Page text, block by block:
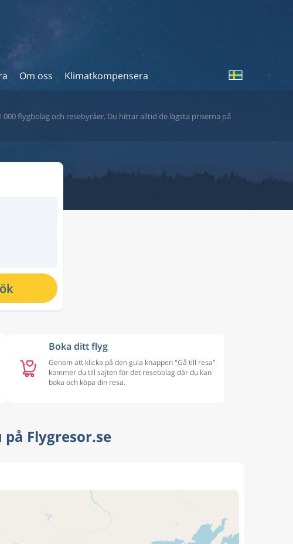
Om oss Klimatkompensera
flygbolag och resebyråer. Du hittar alltid de lägsta priserna på
Boka ditt flyg
Genom att klicka på den gula knappen "Gå till resa"
kommer du till sajten för det resebolag där du kan
boka och köpa din resa.
Flygresor.se